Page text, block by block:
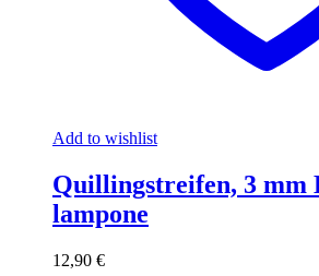
Add to wishlist
Quillingstreifen, 3 mm
lampone
12,90 €